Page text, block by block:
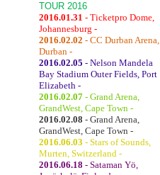
TOUR 2016
2016.01.31 - Ticketpro Dome,
Johannesburg -
2016.02.02 - CC Durban Arena,
Durban -
2016.02.05 - Nelson Mandela
Bay Stadium Outer Fields, Port
Elizabeth -
2016.02.07 - Grand Arena,
GrandWest, Cape Town -
2016.02.08 - Grand Arena,
GrandWest, Cape Town -
2016.06.03 - Stars of Sounds,
Murten, Switzerland -
2016.06.18 - Sataman Yö,